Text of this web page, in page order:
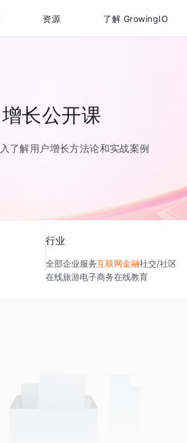
资源 了解 GrowingIO
增长公开课
了解用户增长方法论和实战案例
行业
全部企业服务互联网金融社交/社区
在线旅游电子商务在线教育